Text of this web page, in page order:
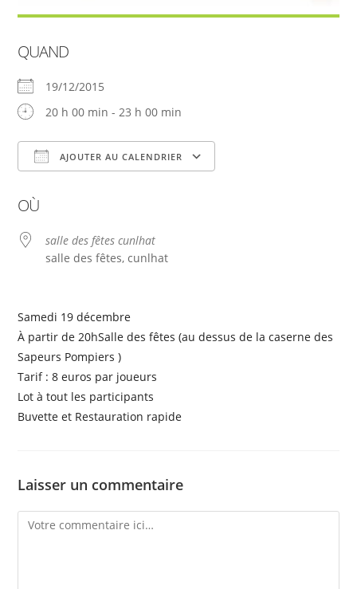
QUAND
19/12/2015
20 h 00 min - 23 h 00 min
AJOUTER AU CALENDRIER
OÙ
salle des fêtes cunlhat
salle des fêtes, cunlhat
Samedi 19 décembre
À partir de 20hSalle des fêtes (au dessus de la caserne des
Sapeurs Pompiers )
Tarif : 8 euros par joueurs
Lot à tout les participants
Buvette et Restauration rapide
Laisser un commentaire